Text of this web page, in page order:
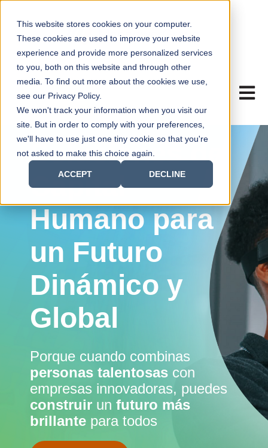
This website stores cookies on your computer.
These cookies are used to improve your website
experience and provide more personalized services
to you, both on this website and through other
media. To find out more about the cookies we use,
see our Privacy Policy.
We won't track your information when you visit our
site. But in order to comply with your preferences,
we'll have to use just one tiny cookie so that you're
not asked to make this choice again.
ACCEPT DECLINE
Soluciones de
Capital
Humano para
un Futuro
Dinámico y
Global
Porque cuando combinas
personas talentosas con
empresas innovadoras, puedes
construir un futuro más
brillante para todos